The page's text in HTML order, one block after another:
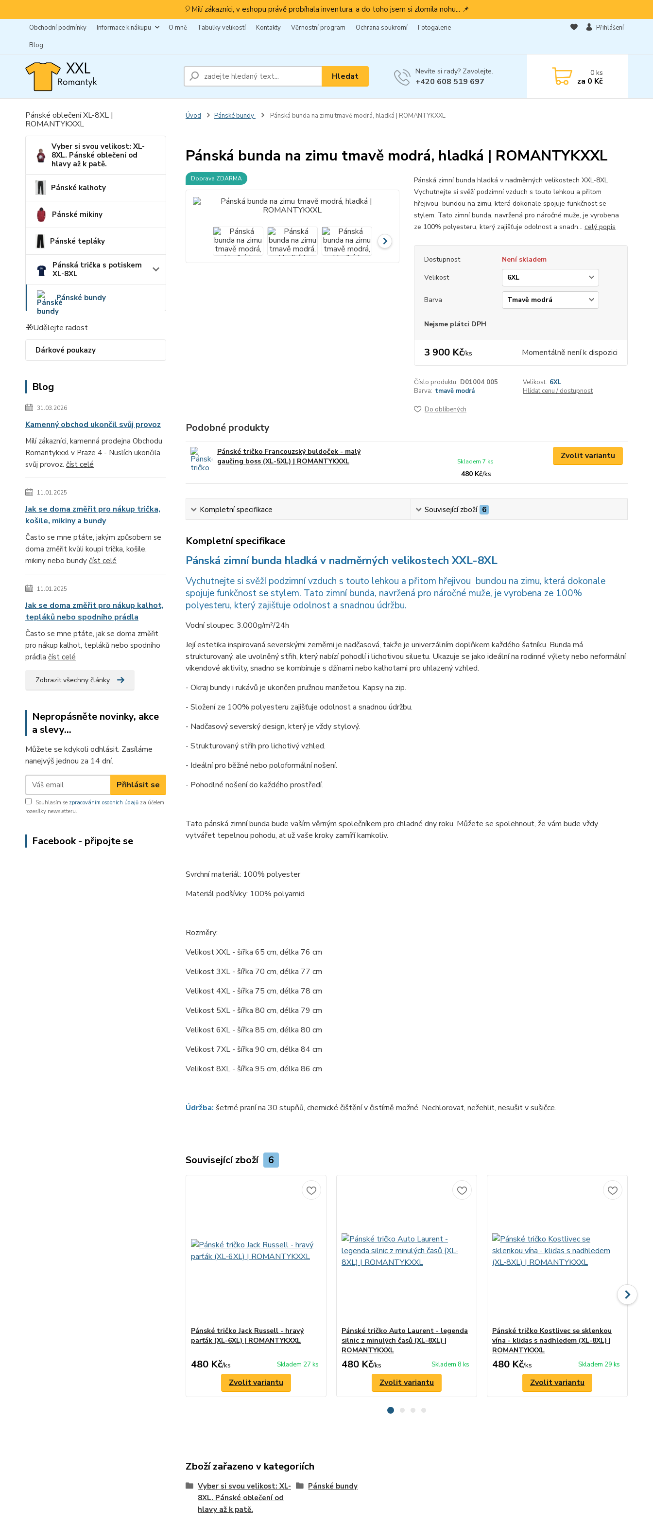
🎈Milí zákazníci, v eshopu právě probíhala inventura, a do toho jsem si zlomila nohu... 📌
Obchodní podmínky Informace k nákupu O mně Tabulky velikostí Kontakty Věrnostní program Ochrana soukromí
Fotogalerie
Blog
Přihlášení
Hledat Nevíte si rady? Zavolejte.
+420 608 519 697
0ks
za 0 Kč
Pánské oblečení XL-8XL |
ROMANTYKXXL
Vyber si svou velikost: XL-
8XL. Pánské oblečení od
hlavy až k patě.
Pánské kalhoty
Pánské mikiny
Pánské tepláky
Pánská trička s potiskem
XL-8XL
Pánské bundy
🎁Udělejte radost
Dárkové poukazy
Blog
31.03.2026
Kamenný obchod ukončil svůj provoz
Milí zákazníci, kamenná prodejna Obchodu
Romantykxxl v Praze 4 - Nuslích ukončila
svůj provoz. číst celé
11.01.2025
Jak se doma změřit pro nákup trička,
košile, mikiny a bundy
Často se mne ptáte, jakým způsobem se
doma změřit kvůli koupi trička, košile,
mikiny nebo bundy číst celé
11.01.2025
Jak se doma změřit pro nákup kalhot,
tepláků nebo spodního prádla
Často se mne ptáte, jak se doma změřit
pro nákup kalhot, tepláků nebo spodního
prádla číst celé
Zobrazit všechny články
Nepropásněte novinky, akce
a slevy...
Můžete se kdykoli odhlásit. Zasíláme
nanejvýš jednou za 14 dní.
Přihlásit se
Souhlasím se zpracováním osobních údajů za účelem
rozesílky newsletteru.
Facebook - připojte se
Úvod Pánské bundy Pánská bunda na zimu tmavě modrá, hladká | ROMANTYKXXL
Pánská bunda na zimu tmavě modrá, hladká | ROMANTYKXXL
Doprava ZDARMA
Pánská zimní bunda hladká v nadměrných velikostech XXL-8XL
Vychutnejte si svěží podzimní vzduch s touto lehkou a přitom
hřejivou bundou na zimu, která dokonale spojuje funkčnost se
stylem. Tato zimní bunda, navržená pro náročné muže, je vyrobena
ze 100% polyesteru, který zajišťuje odolnost a snadn... celý popis
Dostupnost
Není skladem
Velikost
Barva
Nejsme plátci DPH
3 900 Kč/ks Momentálně není k dispozici
Číslo produktu: D01004 005 Velikost: 6XL
Barva: tmavě modrá Hlídat cenu / dostupnost
Do oblíbených
Podobné produkty
Pánské tričko Francouzský buldoček - malý
gaučing boss (XL-5XL) | ROMANTYKXXL
480 Kč/ks
Skladem 7 ks
Zvolit variantu
Kompletní specifikace Související zboží 6
Kompletní specifikace
Pánská zimní bunda hladká v nadměrných velikostech XXL-8XL
Vychutnejte si svěží podzimní vzduch s touto lehkou a přitom hřejivou bundou na zimu, která dokonale
spojuje funkčnost se stylem. Tato zimní bunda, navržená pro náročné muže, je vyrobena ze 100%
polyesteru, který zajišťuje odolnost a snadnou údržbu.
Vodní sloupec: 3.000g/m²/24h
Její estetika inspirovaná severskými zeměmi je nadčasová, takže je univerzálním doplňkem každého šatníku. Bunda má
strukturovaný, ale uvolněný střih, který nabízí pohodlí i lichotivou siluetu. Ukazuje se jako ideální na rodinné výlety nebo neformální
víkendové aktivity, snadno se kombinuje s džínami nebo kalhotami pro uhlazený vzhled.
- Okraj bundy i rukávů je ukončen pružnou manžetou. Kapsy na zip.
- Složení ze 100% polyesteru zajišťuje odolnost a snadnou údržbu.
- Nadčasový severský design, který je vždy stylový.
- Strukturovaný střih pro lichotivý vzhled.
- Ideální pro běžné nebo poloformální nošení.
- Pohodlné nošení do každého prostředí.
Tato pánská zimní bunda bude vaším věrným společníkem pro chladné dny roku. Můžete se spolehnout, že vám bude vždy
vytvářet tepelnou pohodu, ať už vaše kroky zamíří kamkoliv.
Svrchní materiál: 100% polyester
Materiál podšívky: 100% polyamid
Rozměry:
Velikost XXL - šířka 65 cm, délka 76 cm
Velikost 3XL - šířka 70 cm, délka 77 cm
Velikost 4XL - šířka 75 cm, délka 78 cm
Velikost 5XL - šířka 80 cm, délka 79 cm
Velikost 6XL - šířka 85 cm, délka 80 cm
Velikost 7XL - šířka 90 cm, délka 84 cm
Velikost 8XL - šířka 95 cm, délka 86 cm
Údržba: šetrné praní na 30 stupňů, chemické čištění v čistírně možné. Nechlorovat, nežehlit, nesušit v sušičce.
Související zboží 6
Pánské tričko Jack Russell - hravý
parťák (XL-6XL) | ROMANTYKXXL
480 Kč/ks Skladem 27 ks
Zvolit variantu
Pánské tričko Auto Laurent - legenda
silnic z minulých časů (XL-8XL) |
ROMANTYKXXL
480 Kč/ks Skladem 8 ks
Zvolit variantu
Pánské tričko Kostlivec se sklenkou
vína - kliďas s nadhledem (XL-8XL) |
ROMANTYKXXL
480 Kč/ks Skladem 29 ks
Zvolit variantu
Zboží zařazeno v kategoriích
Vyber si svou velikost: XL-
8XL. Pánské oblečení od
hlavy až k patě.
Pánské bundy